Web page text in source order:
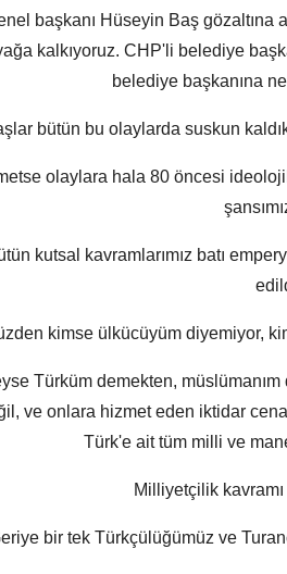
başkanı Hüseyin Baş gözaltına
kalkıyoruz. CHP'li belediye
belediye başkanına
bütün bu olaylarda suskun
olaylara hala 80 öncesi
kutsal kavramlarımız batı
kimse ülkücüyüm diyemiyor,
Türküm demekten,
ve onlara hizmet eden iktidar
Türk'e ait tüm milli ve
Milliyetçilik
bir tek Türkçülüğümüz ve